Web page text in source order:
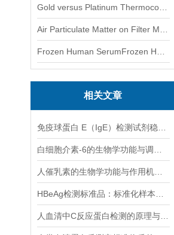
相关文章